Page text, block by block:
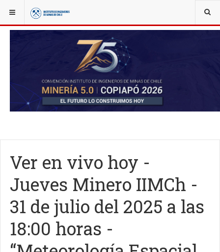
YOU ARE HERE: NOTICIAS
Ver en vivo hoy -
Jueves Minero IIMCh -
31 de julio del 2025 a las
18:00 horas -